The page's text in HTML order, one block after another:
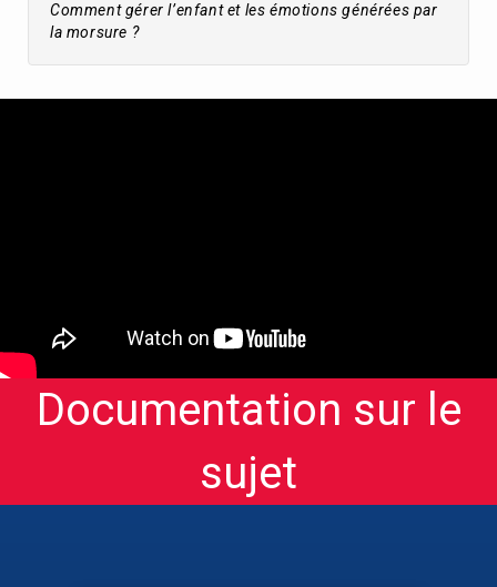
Comment gérer l’enfant et les émotions générées par
la morsure ?
Documentation sur le
sujet